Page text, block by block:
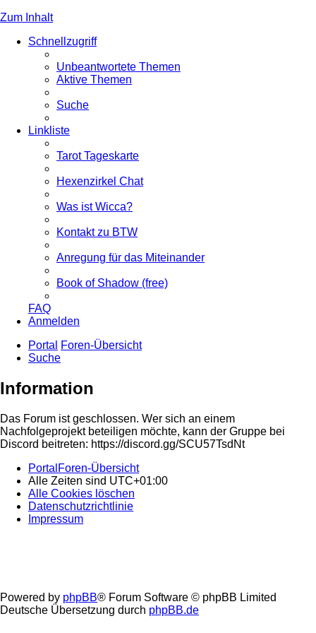
Zum Inhalt
Schnellzugriff
Unbeantwortete Themen
Aktive Themen
Suche
Linkliste
Tarot Tageskarte
Hexenzirkel Chat
Was ist Wicca?
Kontakt zu BTW
Anregung für das Miteinander
Book of Shadow (free)
FAQ
Anmelden
Portal
Foren-Übersicht
Suche
Information
Das Forum ist geschlossen. Wer sich an einem
Nachfolgeprojekt beteiligen möchte, kann der Gruppe bei
Discord beitreten: https://discord.gg/SCU57TsdNt
Portal Foren-Übersicht
Alle Zeiten sind UTC+01:00
Alle Cookies löschen
Datenschutzrichtlinie
Impressum
Powered by phpBB® Forum Software © phpBB Limited
Deutsche Übersetzung durch phpBB.de